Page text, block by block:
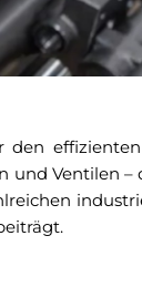
Ventilen